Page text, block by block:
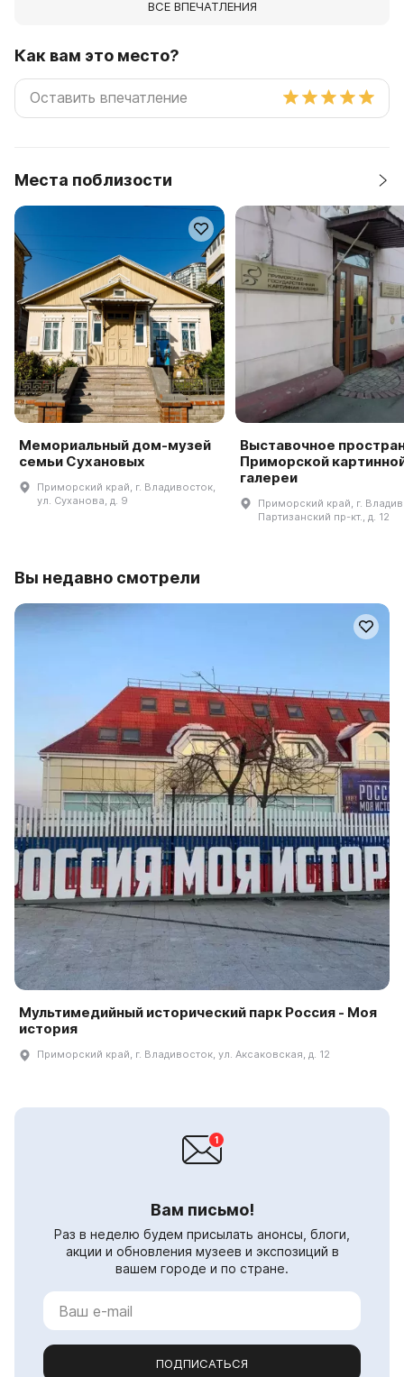
ВСЕ ВПЕЧАТЛЕНИЯ
Как вам это место?
Места поблизости
Мемориальный дом-музей
семьи Сухановых
Приморский край, г. Владивосток,
ул. Суханова, д. 9
Выставочное
Приморской
галереи
Приморский край, г.
Партизанский пр-кт., д. 12
Вы недавно смотрели
Мультимедийный исторический парк Россия - Моя
история
Приморский край, г. Владивосток, ул. Аксаковская, д. 12
Вам письмо!
Раз в неделю будем присылать анонсы, блоги,
акции и обновления музеев и экспозиций в
вашем городе и по стране.
ПОДПИСАТЬСЯ